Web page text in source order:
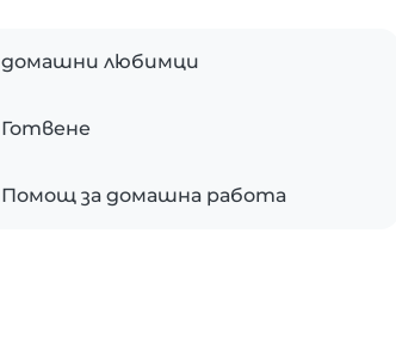
домашни любимци
Готвене
Помощ за домашна работа